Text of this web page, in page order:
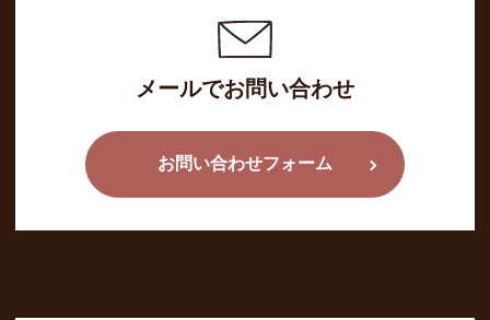
メールでお問い合わせ
お問い合わせフォーム